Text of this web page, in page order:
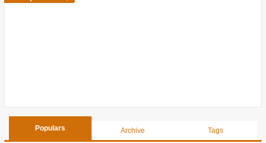
Populars Archive Tags